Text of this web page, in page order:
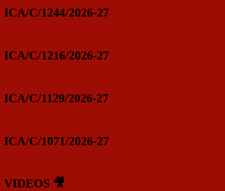
ICA/C/1244/2026-27
ICA/C/1216/2026-27
ICA/C/1129/2026-27
ICA/C/1071/2026-27
VIDEOS 🎥